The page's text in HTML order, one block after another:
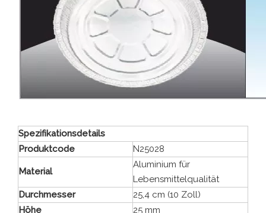
Spezifikationsdetails
Produktcode
N25028
Material
Aluminium für
Lebensmittelqualität
Durchmesser
25,4 cm (10 Zoll)
Höhe
25 mm